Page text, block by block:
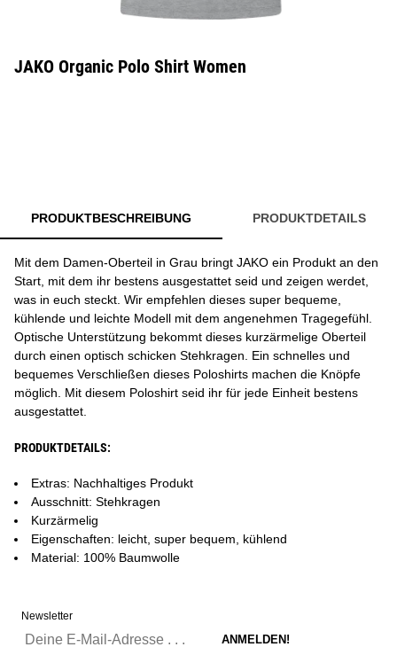
JAKO Organic Polo Shirt Women
PRODUKTBESCHREIBUNG PRODUKTDETAILS
Mit dem Damen-Oberteil in Grau bringt JAKO ein Produkt an den
Start, mit dem ihr bestens ausgestattet seid und zeigen werdet,
was in euch steckt. Wir empfehlen dieses super bequeme,
kühlende und leichte Modell mit dem angenehmen Tragegefühl.
Optische Unterstützung bekommt dieses kurzärmelige Oberteil
durch einen optisch schicken Stehkragen. Ein schnelles und
bequemes Verschließen dieses Poloshirts machen die Knöpfe
möglich. Mit diesem Poloshirt seid ihr für jede Einheit bestens
ausgestattet.
PRODUKTDETAILS:
Extras: Nachhaltiges Produkt
Ausschnitt: Stehkragen
Kurzärmelig
Eigenschaften: leicht, super bequem, kühlend
Material: 100% Baumwolle
Newsletter